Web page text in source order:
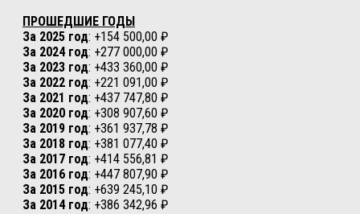
ПРОШЕДШИЕ ГОДЫ
За 2025 год: +154 500,00 ₽
За 2024 год: +277 000,00 ₽
За 2023 год: +433 360,00 ₽
За 2022 год: +221 091,00 ₽
За 2021 год: +437 747,80 ₽
За 2020 год: +308 907,60 ₽
За 2019 год: +361 937,78 ₽
За 2018 год: +381 077,40 ₽
За 2017 год: +414 556,81 ₽
За 2016 год: +447 807,90 ₽
За 2015 год: +639 245,10 ₽
За 2014 год: +386 342,96 ₽